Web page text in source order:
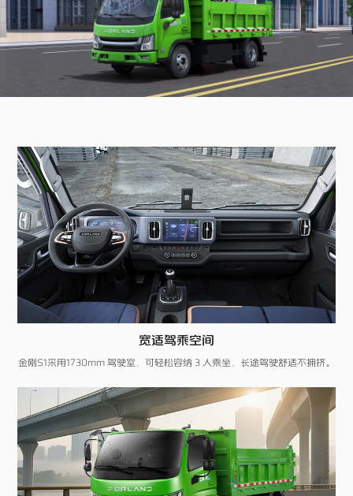
宽适驾乘空间
金刚S1采用1730mm 驾驶室，可轻松容纳 3 人乘坐，长途驾驶舒适不拥挤​。